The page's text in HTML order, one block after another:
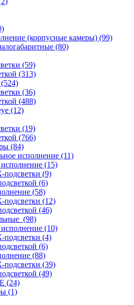
(корпусные камеры) (99)
(80)
(59)
(313)
(524)
(36)
(488)
(12)
(19)
(766)
(84)
исполнение (11)
(15)
подсветки (9)
(6)
(58)
подсветки (12)
(46)
(98)
(10)
подсветки (4)
(6)
(88)
подсветки (39)
(49)
(24)
(1)